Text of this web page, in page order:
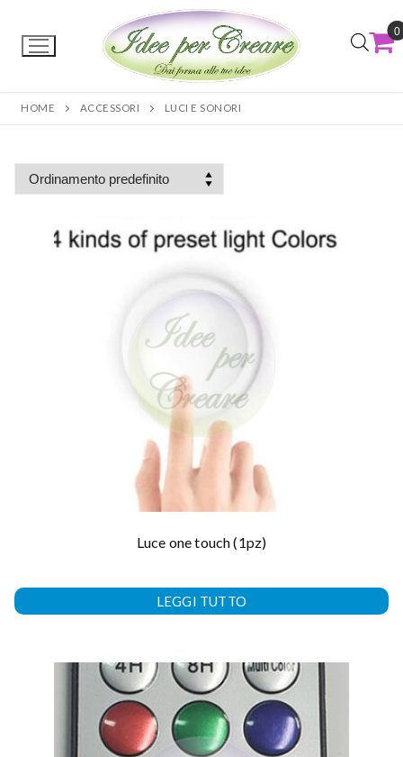
0
HOME ACCESSORI LUCI E SONORI
Luce one touch (1pz)
LEGGI TUTTO